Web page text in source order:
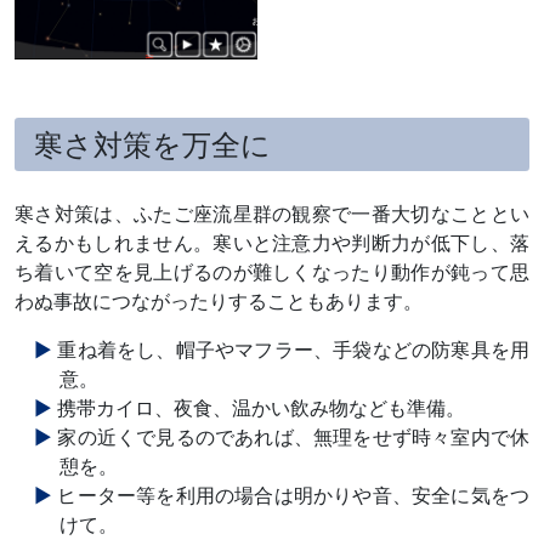
寒さ対策を万全に
寒さ対策は、ふたご座流星群の観察で一番大切なこととい
えるかもしれません。寒いと注意力や判断力が低下し、落
ち着いて空を見上げるのが難しくなったり動作が鈍って思
わぬ事故につながったりすることもあります。
重ね着をし、帽子やマフラー、手袋などの防寒具を用
意。
携帯カイロ、夜食、温かい飲み物なども準備。
家の近くで見るのであれば、無理をせず時々室内で休
憩を。
ヒーター等を利用の場合は明かりや音、安全に気をつ
けて。